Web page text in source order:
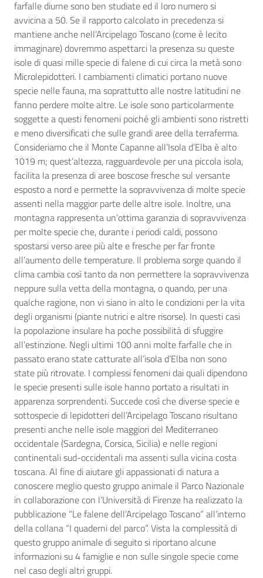
farfalle diurne sono ben studiate ed il loro numero si
avvicina a 50. Se il rapporto calcolato in precedenza si
mantiene anche nell’Arcipelago Toscano (come è lecito
immaginare) dovremmo aspettarci la presenza su queste
isole di quasi mille specie di falene di cui circa la metà sono
Microlepidotteri. I cambiamenti climatici portano nuove
specie nelle fauna, ma soprattutto alle nostre latitudini ne
fanno perdere molte altre. Le isole sono particolarmente
soggette a questi fenomeni poiché gli ambienti sono ristretti
e meno diversificati che sulle grandi aree della terraferma.
Consideriamo che il Monte Capanne all’Isola d’Elba è alto
1019 m; quest’altezza, ragguardevole per una piccola isola,
facilita la presenza di aree boscose fresche sul versante
esposto a nord e permette la sopravvivenza di molte specie
assenti nella maggior parte delle altre isole. Inoltre, una
montagna rappresenta un’ottima garanzia di sopravvivenza
per molte specie che, durante i periodi caldi, possono
spostarsi verso aree più alte e fresche per far fronte
all’aumento delle temperature. Il problema sorge quando il
clima cambia così tanto da non permettere la sopravvivenza
neppure sulla vetta della montagna, o quando, per una
qualche ragione, non vi siano in alto le condizioni per la vita
degli organismi (piante nutrici e altre risorse). In questi casi
la popolazione insulare ha poche possibilità di sfuggire
all’estinzione. Negli ultimi 100 anni molte farfalle che in
passato erano state catturate all’isola d’Elba non sono
state più ritrovate. I complessi fenomeni dai quali dipendono
le specie presenti sulle isole hanno portato a risultati in
apparenza sorprendenti. Succede così che diverse specie e
sottospecie di lepidotteri dell’Arcipelago Toscano risultano
presenti anche nelle isole maggiori del Mediterraneo
occidentale (Sardegna, Corsica, Sicilia) e nelle regioni
continentali sud-occidentali ma assenti sulla vicina costa
toscana. Al fine di aiutare gli appassionati di natura a
conoscere meglio questo gruppo animale il Parco Nazionale
in collaborazione con l’Università di Firenze ha realizzato la
pubblicazione “Le falene dell’Arcipelago Toscano” all’interno
della collana “I quaderni del parco”. Vista la complessità di
questo gruppo animale di seguito si riportano alcune
informazioni su 4 famiglie e non sulle singole specie come
nel caso degli altri gruppi.